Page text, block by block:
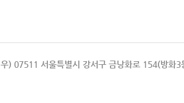
우) 07511 서울특별시 강서구 금낭화로 154(방화3